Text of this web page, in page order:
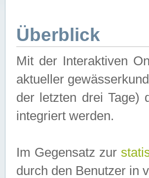
Überblick
Mit der Interaktiven
aktueller
der letzten drei Tage)
integriert werden.
Im Gegensatz zur
durch den Benutzer in